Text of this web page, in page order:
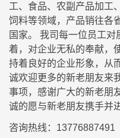
工、食品、农副产品加工
饲料等领域，产品销往各
国家。 我司每一位员工
着，对企业无私的奉献，
持着良好的企业形象，从
诚欢迎更多的新老朋友来
事项，感谢广大的新老朋
诚的愿与新老朋友携手并
咨询热线：13776887491